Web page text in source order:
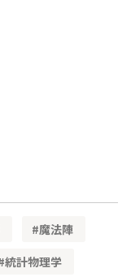
魔法陣
統計物理学